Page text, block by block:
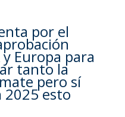
por el
Europa para
tanto la
pero sí
2025 esto